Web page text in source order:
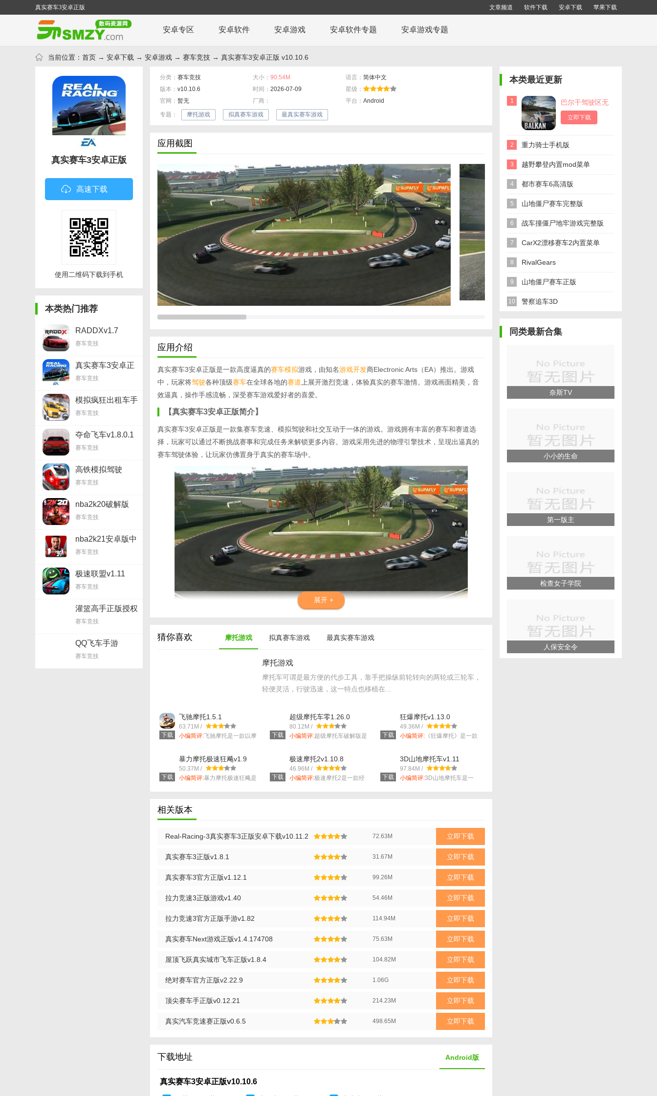
真实赛车3安卓正版 文章频道 软件下载 安卓下载 苹果下载
安卓专区 安卓软件 安卓游戏 安卓软件专题 安卓游戏专题
当前位置： 首页 → 安卓下载 → 安卓游戏 → 赛车竞技 → 真实赛车3安卓正版 v10.10.6
真实赛车3安卓正版
高速下载
使用二维码下载到手机
本类热门推荐
RADDXv1.7
赛车竞技
真实赛车3安卓正
版v10.10.6
赛车竞技
模拟疯狂出租车手
游v1.10
赛车竞技
夺命飞车v1.8.0.1
赛车竞技
高铁模拟驾驶
2021v1.8
赛车竞技
nba2k20破解版
v98.9.2
赛车竞技
nba2k21安卓版中
文版v1.9
赛车竞技
极速联盟v1.11
赛车竞技
灌篮高手正版授权
手游v2.15
赛车竞技
QQ飞车手游
v1.26.0.51055
赛车竞技
分类： 赛车竞技 大小： 90.54M 语言： 简体中文
版本： v10.10.6 时间： 2026-07-09
星级：
官网： 暂无 厂商： 平台： Android
专题：
摩托游戏 拟真赛车游戏 最真实赛车游戏
应用截图
应用介绍
真实赛车3安卓正版是一款高度逼真的赛车模拟游戏，由知名游戏开发商Electronic Arts（EA）推出。游戏
中，玩家将驾驶各种顶级赛车在全球各地的赛道 上展开激烈竞速，体验真实的赛车激情。游戏画面精美，音
效逼真，操作手感流畅，深受赛车游戏爱好者的喜爱。
【真实赛车3安卓正版简介】
真实赛车3安卓正版是一款集赛车竞速、模拟驾驶和社交互动于一体的游戏。游戏拥有丰富的赛车和赛道选
择，玩家可以通过不断挑战赛事和完成任务来解锁更多内容。游戏采用先进的物理引擎技术，呈现出逼真的
赛车驾驶体验，让玩家仿佛置身于真实的赛车场中。
1. 多种赛车选择：游戏内拥有多种顶级赛车供玩家选择，包括法拉利、兰博基尼、迈凯伦等知名品牌。
展开 +
猜你喜欢 摩托游戏 拟真赛车游戏 最真实赛车游戏
摩托游戏
摩托车可谓是最方便的代步工具，靠手把操纵前轮转向的两轮或三轮车，
轻便灵活，行驶迅速，这一特点也移植在...
下载
飞驰摩托1.5.1
63.71M /
小编简评:飞驰摩托是一款以摩
下载
超级摩托车零1.26.0
80.12M /
小编简评:超级摩托车破解版是
下载
狂爆摩托v1.13.0
49.36M /
小编简评: 《狂爆摩托》是一款
下载
暴力摩托极速狂飚v1.9
50.37M /
小编简评:暴力摩托极速狂飚是
下载
极速摩托2v1.10.8
46.96M /
小编简评:极速摩托2是一款经
下载
3D山地摩托车v1.11
97.84M /
小编简评:3D山地摩托车是一
相关版本
Real-Racing-3真实赛车3正版安卓下载v10.11.2 72.63M 立即下载
真实赛车3正版v1.8.1 31.67M 立即下载
真实赛车3官方正版v1.12.1 99.26M 立即下载
拉力竞速3正版游戏v1.40 54.46M 立即下载
拉力竞速3官方正版手游v1.82 114.94M 立即下载
真实赛车Next游戏正版v1.4.174708 75.63M 立即下载
屋顶飞跃真实城市飞车正版v1.8.4 104.82M 立即下载
绝对赛车官方正版v2.22.9 1.06G 立即下载
顶尖赛车手正版v0.12.21 214.23M 立即下载
真实汽车竞速赛正版v0.6.5 498.65M 立即下载
下载地址 Android版
真实赛车3安卓正版v10.10.6
本类最近更新
1
巴尔干驾驶区无
限金币版
立即下载
2 重力骑士手机版
3 越野攀登内置mod菜单
4 都市赛车6高清版
5 山地僵尸赛车完整版
6 战车撞僵尸地牢游戏完整版
7 CarX2漂移赛车2内置菜单
8 RivalGears
9 山地僵尸赛车正版
10 警察追车3D
同类最新合集
奈斯TV
小小的生命
第一版主
检查女子学院
人保安全令